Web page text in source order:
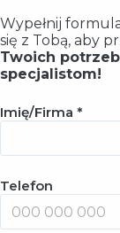
Wypełnij
się z Tobą, aby
Twoich potrzeb
specjalistom!
Imię/Firma *
Telefon